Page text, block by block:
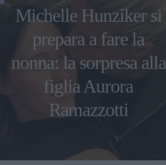
Michelle Hunziker si
prepara a fare la
nonna: la sorpresa alla
figlia Aurora
Ramazzotti